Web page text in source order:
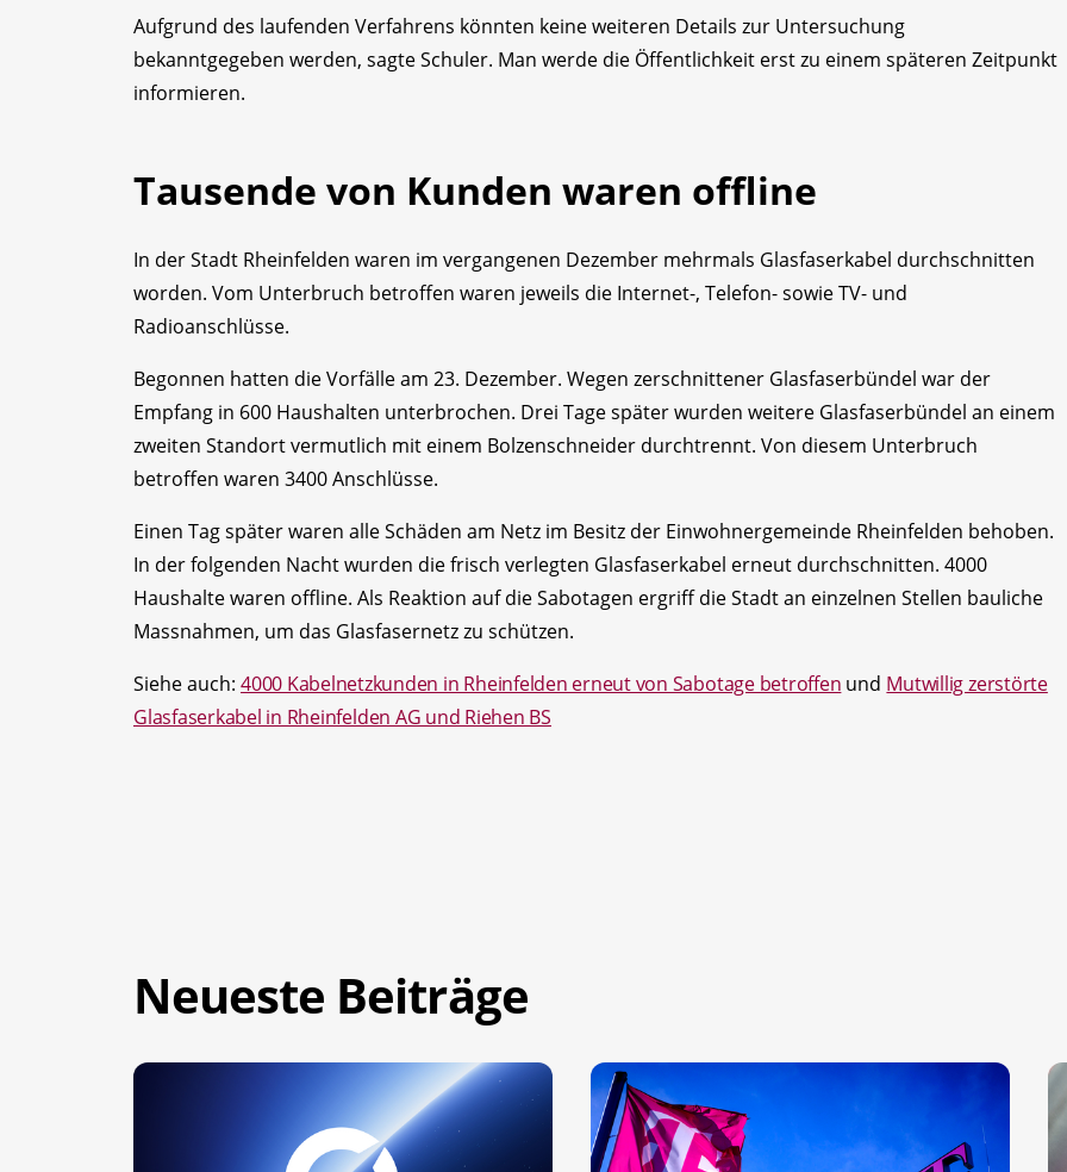
Aufgrund des laufenden Verfahrens könnten keine weiteren Details zur Untersuchung
bekanntgegeben werden, sagte Schuler. Man werde die Öffentlichkeit erst zu einem späteren Zeitpunkt
informieren.
Tausende von Kunden waren offline
In der Stadt Rheinfelden waren im vergangenen Dezember mehrmals Glasfaserkabel durchschnitten
worden. Vom Unterbruch betroffen waren jeweils die Internet-, Telefon- sowie TV- und
Radioanschlüsse.
Begonnen hatten die Vorfälle am 23. Dezember. Wegen zerschnittener Glasfaserbündel war der
Empfang in 600 Haushalten unterbrochen. Drei Tage später wurden weitere Glasfaserbündel an einem
zweiten Standort vermutlich mit einem Bolzenschneider durchtrennt. Von diesem Unterbruch
betroffen waren 3400 Anschlüsse.
Einen Tag später waren alle Schäden am Netz im Besitz der Einwohnergemeinde Rheinfelden behoben.
In der folgenden Nacht wurden die frisch verlegten Glasfaserkabel erneut durchschnitten. 4000
Haushalte waren offline. Als Reaktion auf die Sabotagen ergriff die Stadt an einzelnen Stellen bauliche
Massnahmen, um das Glasfasernetz zu schützen.
Siehe auch: 4000 Kabelnetzkunden in Rheinfelden erneut von Sabotage betroffen und Mutwillig zerstörte
Glasfaserkabel in Rheinfelden AG und Riehen BS
Neueste Beiträge